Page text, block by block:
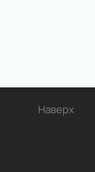
Наверх